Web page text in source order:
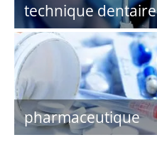
technique dentaire
pharmaceutique